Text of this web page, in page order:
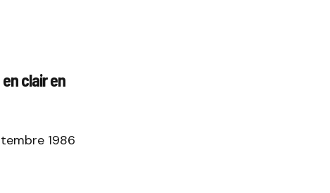
clair en
1986